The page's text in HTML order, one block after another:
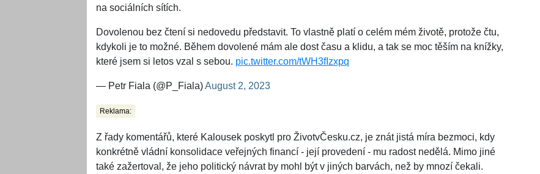
na sociálních sítích.
Dovolenou bez čtení si nedovedu představit. To vlastně platí o celém mém životě, protože čtu,
kdykoli je to možné. Během dovolené mám ale dost času a klidu, a tak se moc těším na knížky,
které jsem si letos vzal s sebou. pic.twitter.com/tWH3fIzxpq
— Petr Fiala (@P_Fiala)August 2, 2023
Reklama:
Z řady komentářů, které Kalousek poskytl pro ŽivotvČesku.cz, je znát jistá míra bezmoci, kdy
konkrétně vládní konsolidace veřejných financí - její provedení - mu radost nedělá. Mimo jiné
také zažertoval, že jeho politický návrat by mohl být v jiných barvách, než by mnozí čekali.